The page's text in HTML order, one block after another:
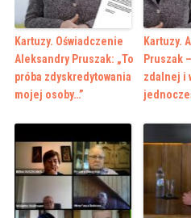
Kartuzy. Oświadczenie
Aleksandry Pruszak: „To
próba zdyskredytowania
mojej osoby…”
Kartuzy.
Pruszak
zdalnej i